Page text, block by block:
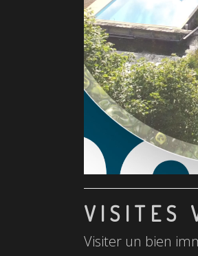
VISITES
Visiter un bien